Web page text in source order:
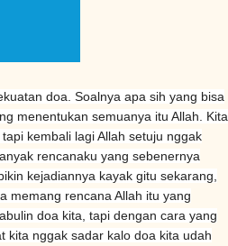
doa. Soalnya apa sih yang bisa
menentukan semuanya itu Allah. Kita
kembali lagi Allah setuju nggak
rencanaku yang sebenernya
kejadiannya kayak gitu sekarang,
memang rencana Allah itu yang
doa kita, tapi dengan cara yang
kita nggak sadar kalo doa kita udah